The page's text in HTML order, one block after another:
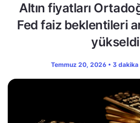
Altın fiyatları
Fed faiz beklentileri
yükseldi
Temmuz 20, 2026 • 3 dakika